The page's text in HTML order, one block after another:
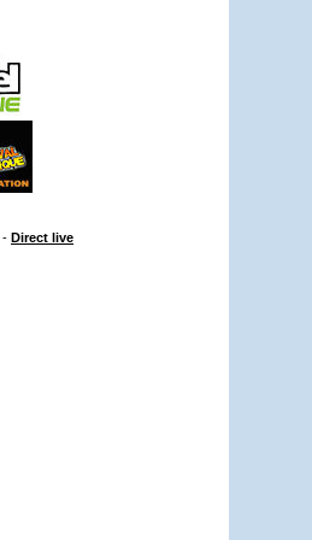
- Direct live